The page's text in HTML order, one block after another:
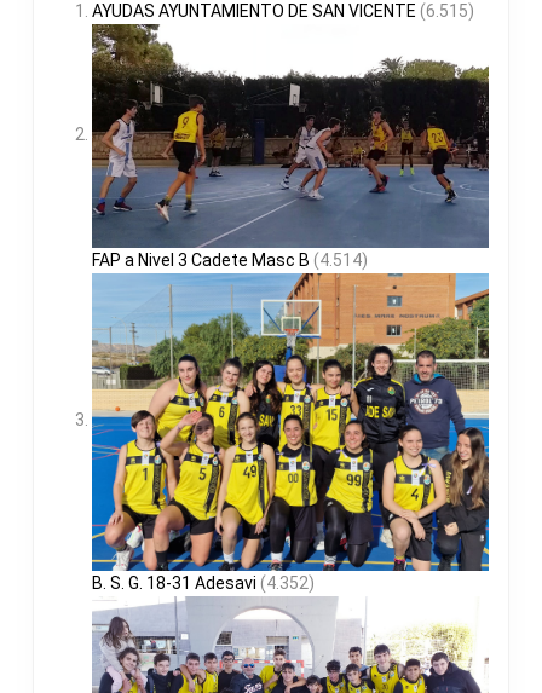
AYUDAS AYUNTAMIENTO DE SAN VICENTE (6.515)
FAP a Nivel 3 Cadete Masc B (4.514)
B. S. G. 18-31 Adesavi (4.352)